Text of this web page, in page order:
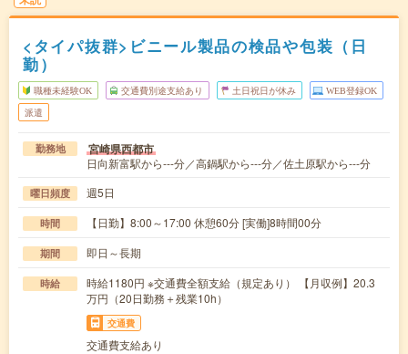
<タイパ抜群>ビニール製品の検品や包装（日
勤）
職種未経験OK 交通費別途支給あり 土日祝日が休み WEB登録OK
派遣
勤務地 宮崎県西都市
日向新富駅から---分／高鍋駅から---分／佐土原駅から---分
曜日頻度 週5日
時間 【日勤】8:00～17:00 休憩60分 [実働]8時間00分
期間 即日～長期
時給
時給1180円 ※交通費全額支給（規定あり） 【月収例】20.3
万円（20日勤務＋残業10h）
交通費
交通費支給あり